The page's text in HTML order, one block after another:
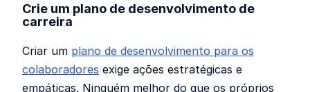
Crie um plano de desenvolvimento de
carreira
Criar um plano de desenvolvimento para os
colaboradores exige ações estratégicas e
empáticas. Ninguém melhor do que os próprios